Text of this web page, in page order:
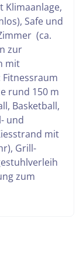
Klimaanlage,
Safe und
(ca.
zur
mit
rund 150 m
Basketball,
und
mit
Grill-
zum